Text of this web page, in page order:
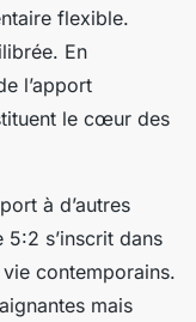
flexible.
En
l’apport
le cœur des
à d’autres
s’inscrit dans
contemporains.
mais